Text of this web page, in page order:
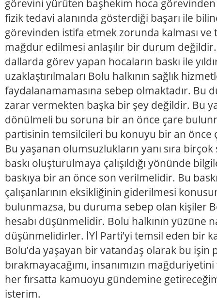
görevini yürüten başhekim hoca
fizik tedavi alanında gösterdiği başarı ile
görevinden istifa etmek zorunda kalması ve
mağdur edilmesi anlaşılır bir durum
dallarda görev yapan hocaların baskı ile
uzaklaştırılmaları Bolu halkının sağlık
faydalanamamasına sebep olmaktadır. Bu
zarar vermekten başka bir şey değildir. Bu
dönülmeli bu soruna bir an önce çare
partisinin temsilcileri bu konuyu bir an önce
Bu yaşanan olumsuzlukların yanı sıra birçok
baskı oluşturulmaya çalışıldığı yönünde
baskıya bir an önce son verilmelidir. Bu
çalışanlarının eksikliğinin giderilmesi
bulunmazsa, bu duruma sebep olan kişiler
hesabı düşünmelidir. Bolu halkının yüzüne
düşünmelidirler. İYİ Parti’yi temsil eden bir
Bolu’da yaşayan bir vatandaş olarak bu işin
bırakmayacağımı, insanımızın
her fırsatta kamuoyu gündemine
isterim.